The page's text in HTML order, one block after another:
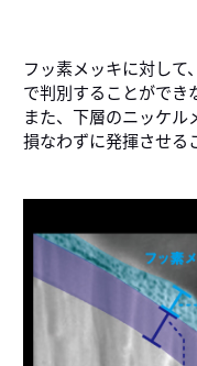
フッ素メッキに対して
で判別することができ
また、下層のニッケ
損なわずに発揮させる